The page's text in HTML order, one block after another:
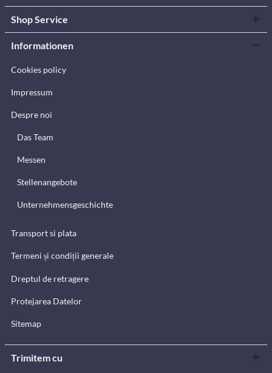
Shop Service
Informationen
Cookies policy
Impressum
Despre noi
Das Team
Messen
Stellenangebote
Unternehmensgeschichte
Transport si plata
Termeni și condiții generale
Dreptul de retragere
Protejarea Datelor
Sitemap
Trimitem cu